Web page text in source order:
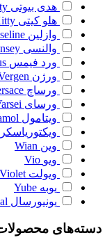
هدی بیوتی
هلو کیتی
وازلین
والنسی
ورد فیمس
ورژن
ورساچ
ورسای
ویتامول
وین Wian
ویو Vio
ویولت Violet
یوبه Yube
یونیورسال
دسته‌های